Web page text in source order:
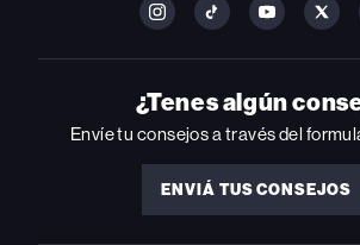
FOLLOW
ON
INSTAGRAM
FOLLOW
ON
YOUTUBE
FOLLOW
ON
YOUTUBE
ON
¿Tenes algún
Envíe tu consejos a través del
ENVIÁ TUS CONSEJOS
ENVIÁ